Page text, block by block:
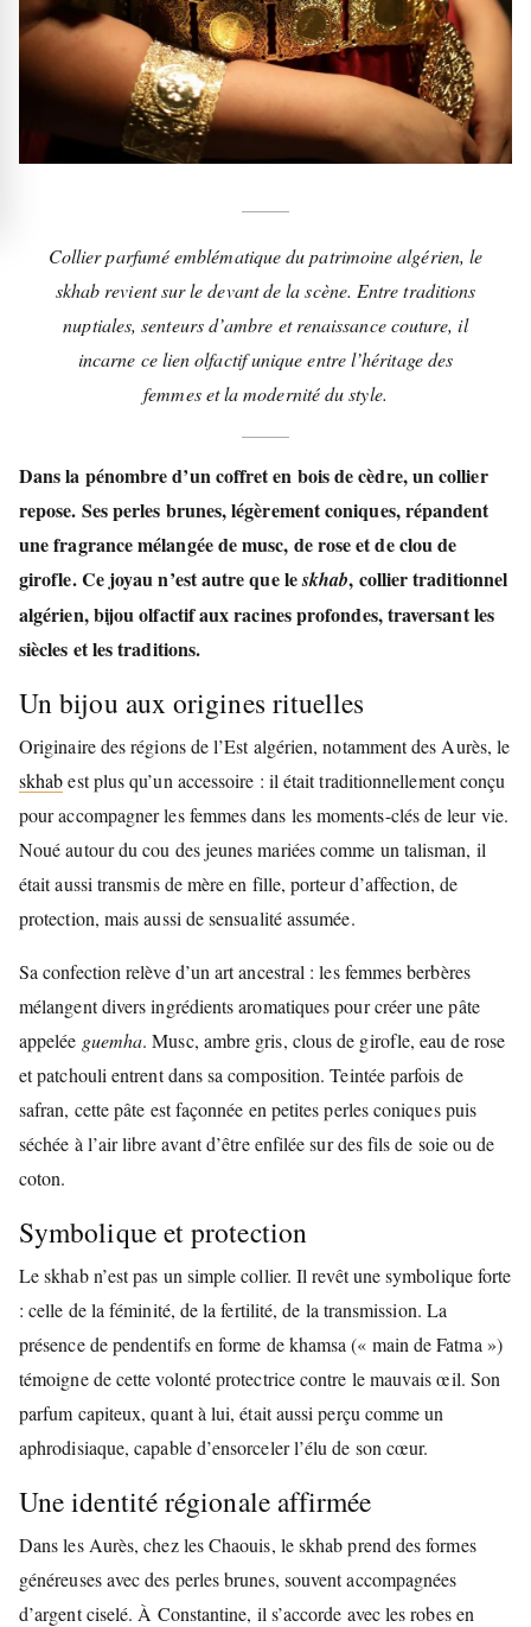
Collier parfumé emblématique du patrimoine algérien, le
skhab revient sur le devant de la scène. Entre traditions
nuptiales, senteurs d’ambre et renaissance couture, il
incarne ce lien olfactif unique entre l’héritage des
femmes et la modernité du style.
Dans la pénombre d’un coffret en bois de cèdre, un collier
repose. Ses perles brunes, légèrement coniques, répandent
une fragrance mélangée de musc, de rose et de clou de
girofle. Ce joyau n’est autre que leskhab, collier traditionnel
algérien, bijou olfactif aux racines profondes, traversant les
siècles et les traditions.
Un bijou aux origines rituelles
Originaire des régions de l’Est algérien, notamment des Aurès, le
skhabest plus qu’un accessoire : il était traditionnellement conçu
pour accompagner les femmes dans les moments-clés de leur vie.
Noué autour du cou des jeunes mariées comme un talisman, il
était aussi transmis de mère en fille, porteur d’affection, de
protection, mais aussi de sensualité assumée.
Sa confection relève d’un art ancestral : les femmes berbères
mélangent divers ingrédients aromatiques pour créer une pâte
appelée guemha. Musc, ambre gris, clous de girofle, eau de rose
et patchouli entrent dans sa composition. Teintée parfois de
safran, cette pâte est façonnée en petites perles coniques puis
séchée à l’air libre avant d’être enfilée sur des fils de soie ou de
coton.
Symbolique et protection
Le skhab n’est pas un simple collier. Il revêt une symbolique forte
: celle de la féminité, de la fertilité, de la transmission. La
présence de pendentifs en forme de khamsa (« main de Fatma »)
témoigne de cette volonté protectrice contre le mauvais œil. Son
parfum capiteux, quant à lui, était aussi perçu comme un
aphrodisiaque, capable d’ensorceler l’élu de son cœur.
Une identité régionale affirmée
Dans les Aurès, chez les Chaouis, le skhab prend des formes
généreuses avec des perles brunes, souvent accompagnées
d’argent ciselé. À Constantine, il s’accorde avec les robes en